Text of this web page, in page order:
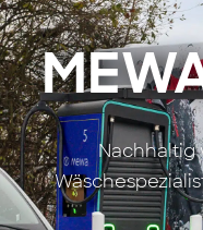
Nachhaltig